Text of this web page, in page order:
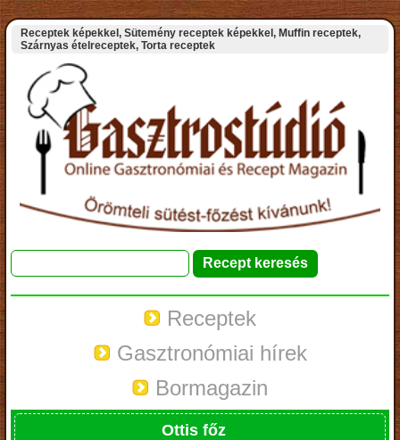
Receptek képekkel, Sütemény receptek képekkel, Muffin receptek,
Szárnyas ételreceptek, Torta receptek
Receptek
Gasztronómiai hírek
Bormagazin
Ottis főz